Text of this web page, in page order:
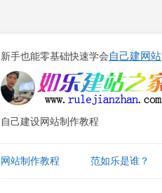
新手也能零基础快速学会自己建网站
自己建设网站制作教程
网站制作教程 范如乐是谁？